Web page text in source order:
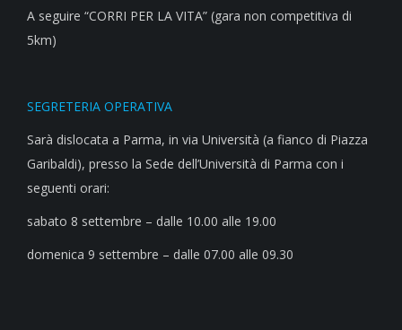
A seguire “CORRI PER LA VITA” (gara non competitiva di
5km)
SEGRETERIA OPERATIVA
Sarà dislocata a Parma, in via Università (a fianco di Piazza
Garibaldi), presso la Sede dell’Università di Parma con i
seguenti orari:
sabato 8 settembre – dalle 10.00 alle 19.00
domenica 9 settembre – dalle 07.00 alle 09.30